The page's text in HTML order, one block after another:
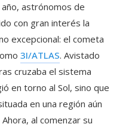
astrónomos de
con gran interés la
excepcional: el cometa
3I/ATLAS. Avistado
cruzaba el sistema
en torno al Sol, sino que
en una región aún
al comenzar su